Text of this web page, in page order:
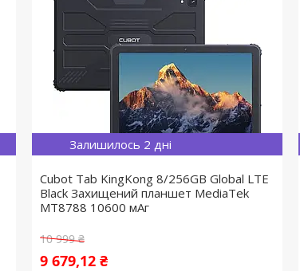
Залишилось 2 дні
Cubot Tab KingKong 8/256GB Global LTE
Black Захищений планшет MediaTek
MT8788 10600 мАг
10 999 ₴
9 679,12 ₴